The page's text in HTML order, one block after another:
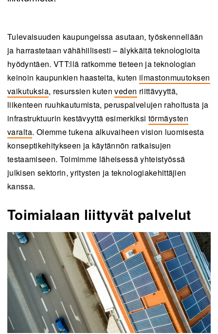
Tulevaisuuden kaupungeissa asutaan, työskennellään
ja harrastetaan vähähiilisesti – älykkäitä teknologioita
hyödyntäen. VTT:llä ratkomme tieteen ja teknologian
keinoin kaupunkien haasteita, kuten ilmastonmuutoksen
vaikutuksia, resurssien kutenveden riittävyyttä,
liikenteen ruuhkautumista, peruspalvelujen rahoitusta ja
infrastruktuurin kestävyyttä esimerkiksi törmäysten
varalta. Olemme tukena alkuvaiheen vision luomisesta
konseptikehitykseen ja käytännön ratkaisujen
testaamiseen. Toimimme läheisessä yhteistyössä
julkisen sektorin, yritysten ja teknologiakehittäjien
kanssa.
Toimialaan liittyvät palvelut